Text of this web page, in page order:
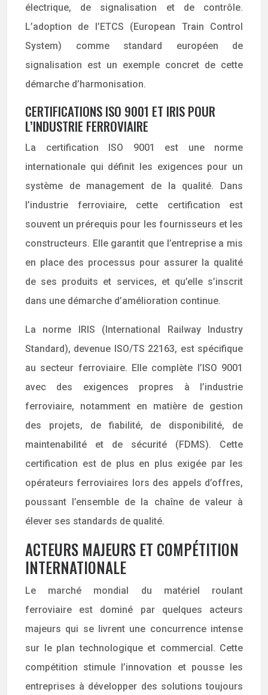
électrique, de signalisation et de contrôle.
L’adoption de l’ETCS (European Train Control
System) comme standard européen de
signalisation est un exemple concret de cette
démarche d’harmonisation.
CERTIFICATIONS ISO 9001 ET IRIS POUR
L’INDUSTRIE FERROVIAIRE
La certification ISO 9001 est une norme
internationale qui définit les exigences pour un
système de management de la qualité. Dans
l’industrie ferroviaire, cette certification est
souvent un prérequis pour les fournisseurs et les
constructeurs. Elle garantit que l’entreprise a mis
en place des processus pour assurer la qualité
de ses produits et services, et qu’elle s’inscrit
dans une démarche d’amélioration continue.
La norme IRIS (International Railway Industry
Standard), devenue ISO/TS 22163, est spécifique
au secteur ferroviaire. Elle complète l’ISO 9001
avec des exigences propres à l’industrie
ferroviaire, notamment en matière de gestion
des projets, de fiabilité, de disponibilité, de
maintenabilité et de sécurité (FDMS). Cette
certification est de plus en plus exigée par les
opérateurs ferroviaires lors des appels d’offres,
poussant l’ensemble de la chaîne de valeur à
élever ses standards de qualité.
ACTEURS MAJEURS ET COMPÉTITION
INTERNATIONALE
Le marché mondial du matériel roulant
ferroviaire est dominé par quelques acteurs
majeurs qui se livrent une concurrence intense
sur le plan technologique et commercial. Cette
compétition stimule l’innovation et pousse les
entreprises à développer des solutions toujours